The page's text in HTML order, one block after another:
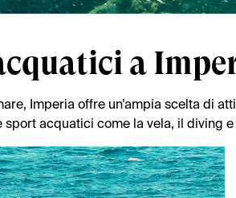
a
Imperia offre un’ampia scelta di
acquatici come la vela, il diving